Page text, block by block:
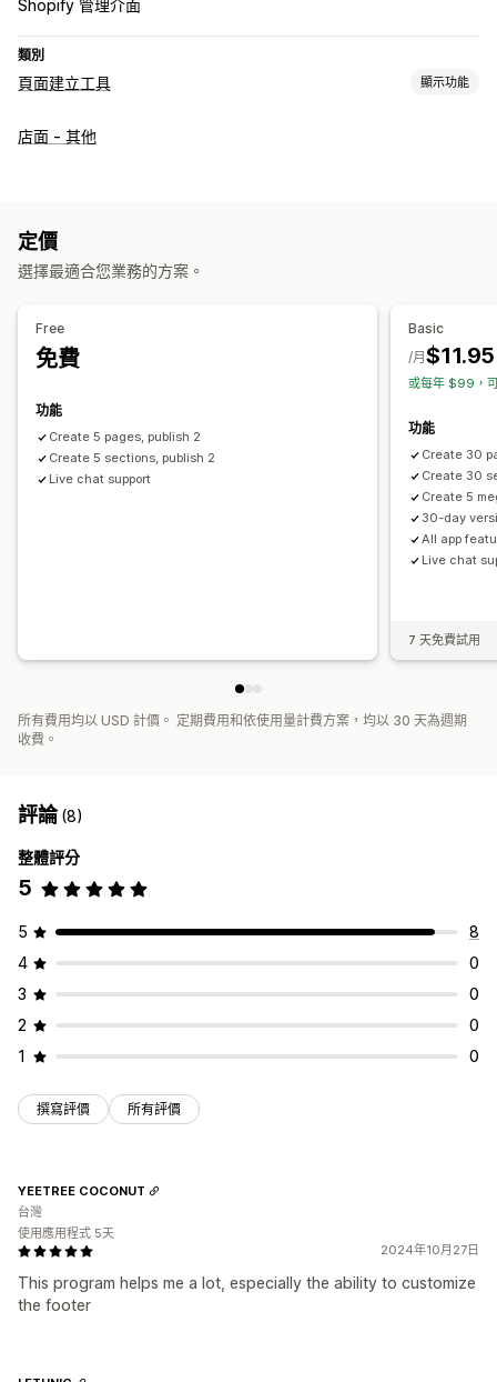
Shopify 管理介面
類別
頁面建立工具 顯示功能
頁面類型
管理頁面
全站樣式
延遲載入
店面 - 其他
定價
選擇最適合您業務的方案。
Free
免費
功能
Create 5 pages, publish 2
Create 5 sections, publish 2
Live chat support
Basic
$11.95
/月
或每年 $99，
功能
Create 30
Create 30
Create 5
30-day
All app
Live chat
7 天免費試用
所有費用均以 USD 計價。 定期費用和依使用量計費方案，均以 30 天為週期
收費。
評論(8)
整體評分
5
5
8
4
0
3
0
2
0
1
0
撰寫評價 所有評價
2024年10月27日
This program helps me a lot, especially the ability to customize
the footer
YEETREE COCONUT
台灣
使用應用程式 5天